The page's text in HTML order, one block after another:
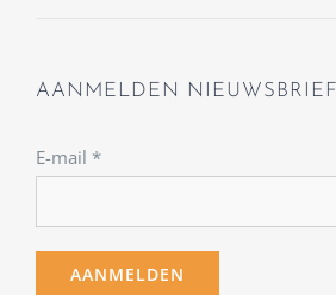
AANMELDEN NIEUWSBRIEF
E-mail *